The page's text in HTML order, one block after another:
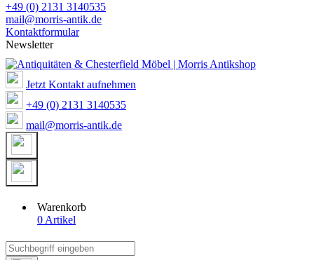
+49 (0) 2131 3140535
mail@morris-antik.de
Kontaktformular
Newsletter
Jetzt Kontakt aufnehmen
+49 (0) 2131 3140535
mail@morris-antik.de
Warenkorb
0 Artikel